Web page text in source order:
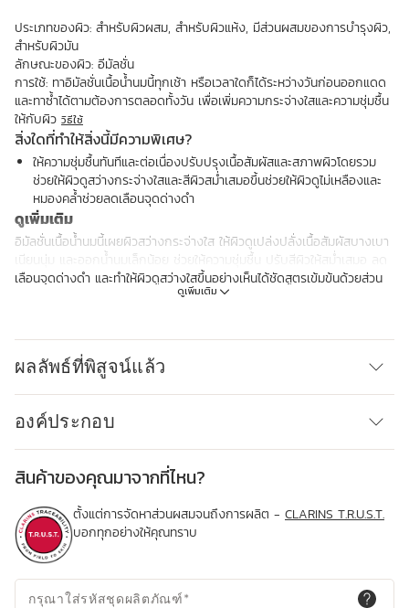
ดูเพิ่มเติม
ประเภทของผิว: สำหรับผิวผสม, สำหรับผิวแห้ง, มีส่วนผสมของการบำรุงผิว,
สำหรับผิวมัน
ลักษณะของผิว: อีมัลชั่น
การใช้: ทาอิมัลชั่นเนื้อน้ำนมนี้ทุกเช้า หรือเวลาใดก็ได้ระหว่างวันก่อนออกแดด
และทาซ้ำได้ตามต้องการตลอดทั้งวัน เพื่อเพิ่มความกระจ่างใสและความชุ่มชื้น
ให้กับผิว วิธีใช้
สิ่งใดที่ทำให้สิ่งนี้มีความพิเศษ?
ให้ความชุ่มชื้นทันทีและต่อเนื่องปรับปรุงเนื้อสัมผัสและสภาพผิวโดยรวม
ช่วยให้ผิวดูสว่างกระจ่างใสและสีผิวสม่ำเสมอขึ้นช่วยให้ผิวดูไม่เหลืองและ
หมองคล้ำช่วยลดเลือนจุดด่างดำ
ดูเพิ่มเติม
อิมัลชั่นเนื้อน้ำนมนี้เผยผิวสว่างกระจ่างใส ให้ผิวดูเปล่งปลั่งเนื้อสัมผัสบางเบา
เนียนนุ่ม และออกน้ำนมเล็กน้อย ช่วยให้ความชุ่มชื้น ปรับสีผิวให้สม่ำเสมอ ลด
เลือนจุดด่างดำ และทำให้ผิวดูสว่างใสขึ้นอย่างเห็นได้ชัดสูตรเข้มข้นด้วยส่วน
ผสมประสิทธิภาพสูง ผสานพลังของสารสกัดจากชาม่วง ไนอะซินาไมด์ และ
ระยะสั้นและระยะยาวด้วยสควาเลนจากพืช ยังช่วยเสริมสร้างเกราะป้องกัน
ความชุ่มชื้นของผิว ปรับปรุงสภาพผิวให้ดีขึ้นเนื้อบางเบา ซึมซาบง่าย ทำให้ผิว
ในการรักษาสิ่งแวดล้อม เหมาะสำหรับทุกสภาพผิว แม้ผิวที่บอบบางที่สุด
นวัตกรรม
พลังแห่งเทคโนโลยี [เพิ่มความกระจ่างใส] ของเรา ซึ่งมีสารสกัดจากชาม่วง
ช่วยเพิ่มความสว่างใสและปรับสีผิวให้สม่ำเสมอยิ่งขึ้น
Clarins Plus
อิมัลชั่นเนื้อน้ำนมนี้ผสานสารสกัดจากพืชทรงประสิทธิภาพของ Clarins, ไนอะ
ซินาไมด์ และกรดไฮยาลูรอนิก เพื่อผิวที่กระจ่างใสและชุ่มชื้นอย่างทั่วถึง
ผลลัพธ์ที่พิสูจน์แล้ว
องค์ประกอบ
สินค้าของคุณมาจากที่ไหน?
ตั้งแต่การจัดหาส่วนผสมจนถึงการผลิต - CLARINS T.R.U.S.T.
บอกทุกอย่างให้คุณทราบ
กรุณาใส่รหัสชุดผลิตภัณฑ์*